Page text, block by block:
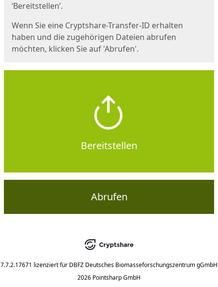
‘Bereitstellen’.
Wenn Sie eine Cryptshare-Transfer-ID erhalten
haben und die zugehörigen Dateien abrufen
möchten, klicken Sie auf 'Abrufen'.
Bereitstellen
Abrufen
7.7.2.17671 lizenziert für DBFZ Deutsches Biomasseforschungszentrum gGmbH
2026 Pointsharp GmbH